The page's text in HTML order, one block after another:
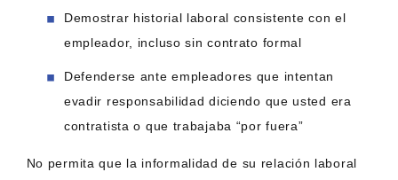
Demostrar historial laboral consistente con el
empleador, incluso sin contrato formal
Defenderse ante empleadores que intentan
evadir responsabilidad diciendo que usted era
contratista o que trabajaba “por fuera”
No permita que la informalidad de su relación laboral